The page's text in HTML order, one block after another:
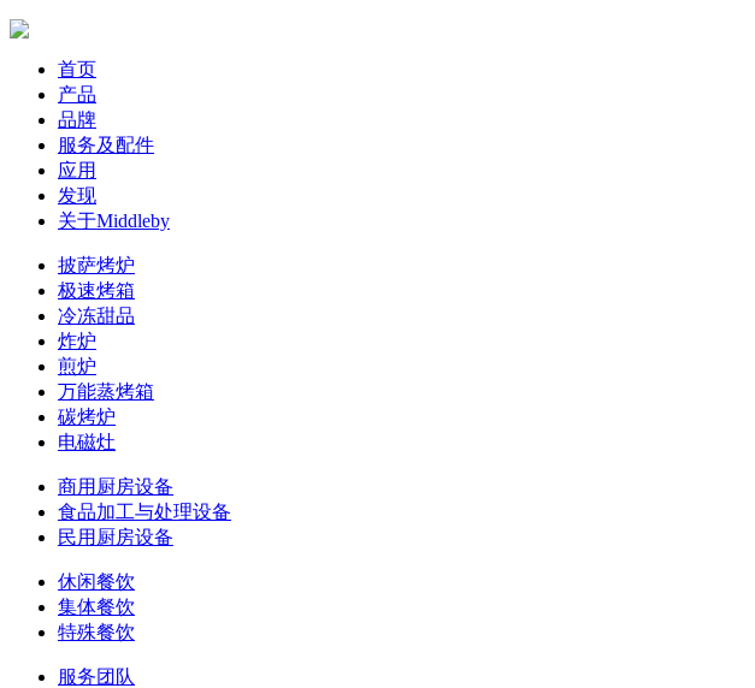
首页
产品
品牌
服务及配件
应用
发现
关于Middleby
披萨烤炉
极速烤箱
冷冻甜品
炸炉
煎炉
万能蒸烤箱
碳烤炉
电磁灶
商用厨房设备
食品加工与处理设备
民用厨房设备
休闲餐饮
集体餐饮
特殊餐饮
服务团队